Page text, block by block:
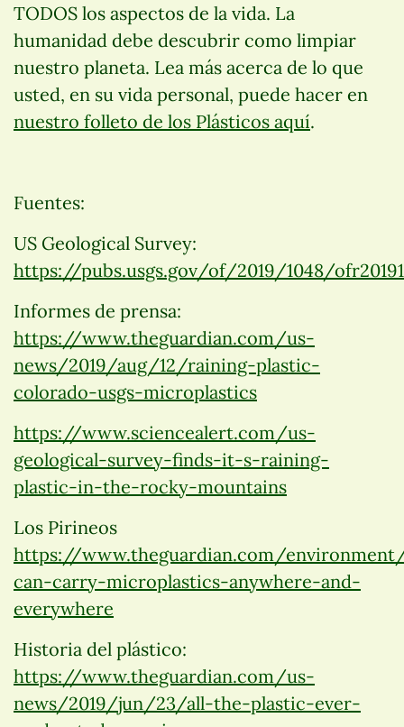
TODOS los aspectos de la vida. La
humanidad debe descubrir como limpiar
nuestro planeta. Lea más acerca de lo que
usted, en su vida personal, puede hacer en
nuestro folleto de los Plásticos aquí.
Fuentes:
US Geological Survey:
https://pubs.usgs.gov/of/2019/1048/
Informes de prensa:
https://www.theguardian.com/us-
news/2019/aug/12/raining-plastic-
colorado-usgs-microplastics
https://www.sciencealert.com/us-
geological-survey-finds-it-s-raining-
plastic-in-the-rocky-mountains
Los Pirineos
https://www.theguardian.com/
can-carry-microplastics-anywhere-and-
everywhere
Historia del plástico:
https://www.theguardian.com/us-
news/2019/jun/23/all-the-plastic-ever-